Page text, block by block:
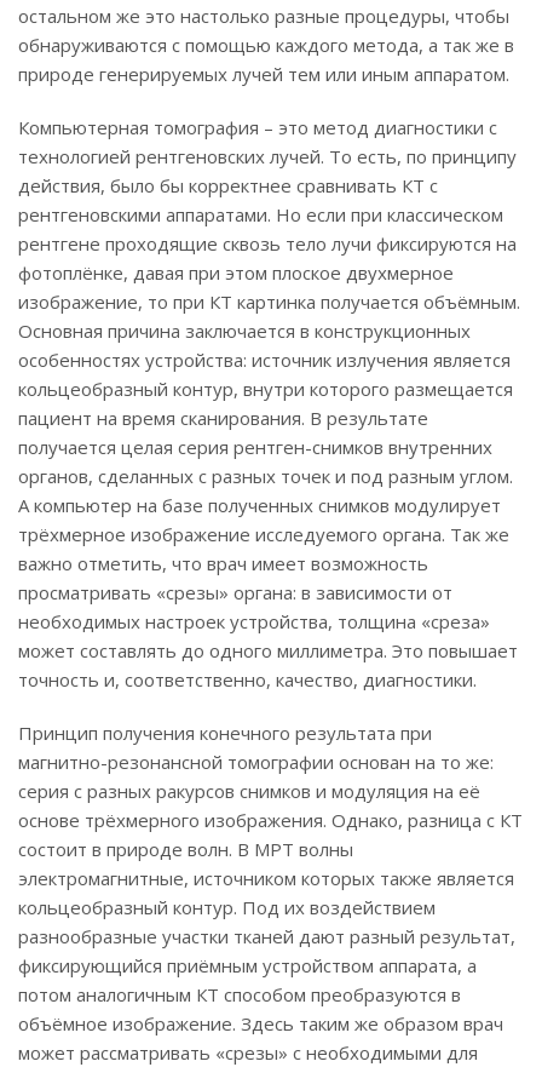
остальном же это настолько разные процедуры, чтобы
обнаруживаются с помощью каждого метода, а так же в
природе генерируемых лучей тем или иным аппаратом.
Компьютерная томография – это метод диагностики с
технологией рентгеновских лучей. То есть, по принципу
действия, было бы корректнее сравнивать КТ с
рентгеновскими аппаратами. Но если при классическом
рентгене проходящие сквозь тело лучи фиксируются на
фотоплёнке, давая при этом плоское двухмерное
изображение, то при КТ картинка получается объёмным.
Основная причина заключается в конструкционных
особенностях устройства: источник излучения является
кольцеобразный контур, внутри которого размещается
пациент на время сканирования. В результате
получается целая серия рентген-снимков внутренних
органов, сделанных с разных точек и под разным углом.
А компьютер на базе полученных снимков модулирует
трёхмерное изображение исследуемого органа. Так же
важно отметить, что врач имеет возможность
просматривать «срезы» органа: в зависимости от
необходимых настроек устройства, толщина «среза»
может составлять до одного миллиметра. Это повышает
точность и, соответственно, качество, диагностики.
Принцип получения конечного результата при
магнитно-резонансной томографии основан на то же:
серия с разных ракурсов снимков и модуляция на её
основе трёхмерного изображения. Однако, разница с КТ
состоит в природе волн. В МРТ волны
электромагнитные, источником которых также является
кольцеобразный контур. Под их воздействием
разнообразные участки тканей дают разный результат,
фиксирующийся приёмным устройством аппарата, а
потом аналогичным КТ способом преобразуются в
объёмное изображение. Здесь таким же образом врач
может рассматривать «срезы» с необходимыми для